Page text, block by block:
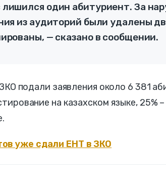
один абитуриент. За
из аудиторий были удалены
— сказано в сообщении.
подали заявления около 6 381
на казахском языке, 25%
в уже сдали ЕНТ в ЗКО